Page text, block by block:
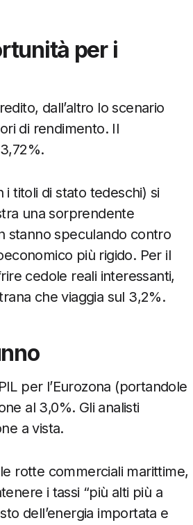
per i
dall’altro lo scenario
di rendimento. Il
titoli di stato tedeschi) si
una sorprendente
stanno speculando contro
più rigido. Per il
cedole reali interessanti,
che viaggia sul 3,2%.
per l’Eurozona (portandole
al 3,0%. Gli analisti
a vista.
rotte commerciali marittime,
i tassi “più alti più a
dell’energia importata e